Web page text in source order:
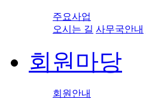
주요사업
오시는 길 사무국안내
회원마당
회원안내